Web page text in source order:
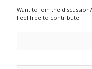
Want to join the discussion?
Feel free to contribute!